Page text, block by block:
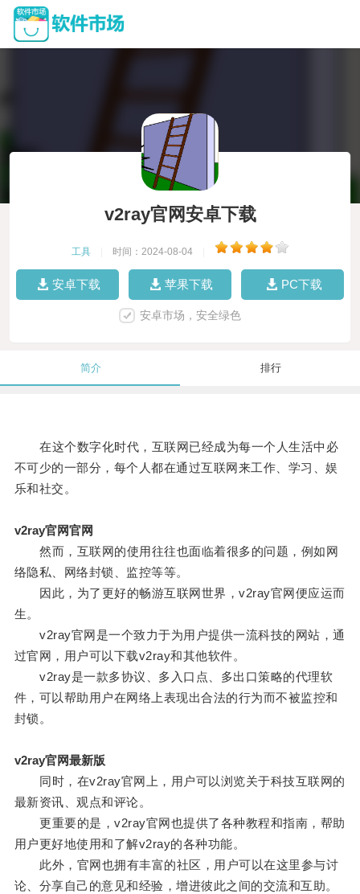
v2ray官网安卓下载
工具 时间：2024-08-04
安卓下载 苹果下载 PC下载
安卓市场，安全绿色
简介 排行
在这个数字化时代，互联网已经成为每一个人生活中必
不可少的一部分，每个人都在通过互联网来工作、学习、娱
乐和社交。
v2ray官网官网
然而，互联网的使用往往也面临着很多的问题，例如网
络隐私、网络封锁、监控等等。
因此，为了更好的畅游互联网世界，v2ray官网便应运而
生。
v2ray官网是一个致力于为用户提供一流科技的网站，通
过官网，用户可以下载v2ray和其他软件。
v2ray是一款多协议、多入口点、多出口策略的代理软
件，可以帮助用户在网络上表现出合法的行为而不被监控和
封锁。
v2ray官网最新版
同时，在v2ray官网上，用户可以浏览关于科技互联网的
最新资讯、观点和评论。
更重要的是，v2ray官网也提供了各种教程和指南，帮助
用户更好地使用和了解v2ray的各种功能。
此外，官网也拥有丰富的社区，用户可以在这里参与讨
论、分享自己的意见和经验，增进彼此之间的交流和互助。